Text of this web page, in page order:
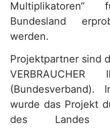
Bundesland
werden.
Projektpartner sind
wurde das Projekt
des Landes